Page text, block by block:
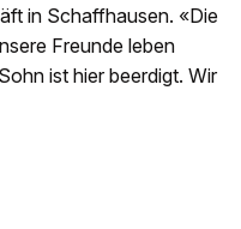
in Schaffhausen. «Die
Freunde leben
ist hier beerdigt. Wir